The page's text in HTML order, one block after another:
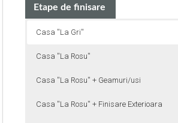
Etape de finisare
Casa ''La Gri''
Casa ''La Rosu''
Casa ''La Rosu'' + Geamuri/usi
Casa ''La Rosu'' + Finisare Exterioara